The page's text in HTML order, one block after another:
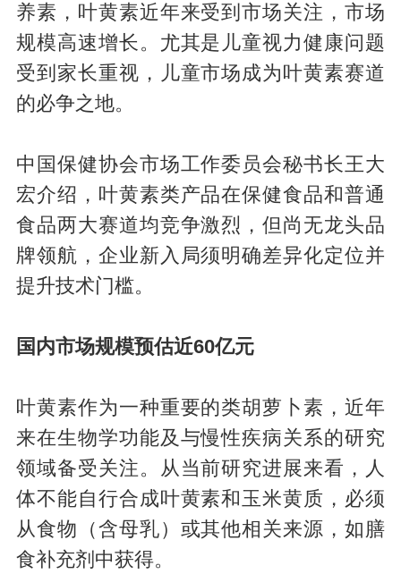
养素，叶黄素近年来受到市场关注，市场
规模高速增长。尤其是儿童视力健康问题
受到家长重视，儿童市场成为叶黄素赛道
的必争之地。
中国保健协会市场工作委员会秘书长王大
宏介绍，叶黄素类产品在保健食品和普通
食品两大赛道均竞争激烈，但尚无龙头品
牌领航，企业新入局须明确差异化定位并
提升技术门槛。
国内市场规模预估近60亿元
叶黄素作为一种重要的类胡萝卜素，近年
来在生物学功能及与慢性疾病关系的研究
领域备受关注。从当前研究进展来看，人
体不能自行合成叶黄素和玉米黄质，必须
从食物（含母乳）或其他相关来源，如膳
食补充剂中获得。